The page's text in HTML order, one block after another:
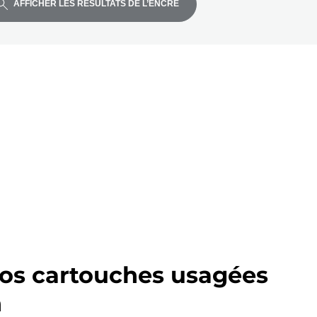
AFFICHER LES RÉSULTATS DE L’ENCRE
cartouches usagées